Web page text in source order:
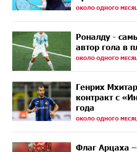
13 ДНЕЙ Бывший премьер-министр
осужденных в Азербайджане
15 ДНЕЙ
НАЗАД
Против кого вооружается
Карапетян
15 ДНЕЙ
НАЗАД
При поддержке Ucom в
установлена солнечная
15 кВт
НАЗАД
играх»: Idram&IDBank
ОКОЛО ОДНОГО
Роналду -
автор гола в
ОКОЛО ОДНОГО
Генрих
контракт с
года
ОКОЛО ОДНОГО
Флаг Арцаха